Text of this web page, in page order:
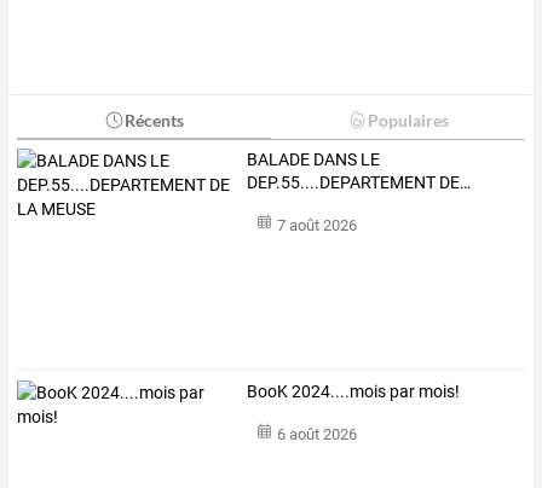
Récents Populaires
BALADE DANS LE
DEP.55....DEPARTEMENT DE…
7 août 2026
BooK 2024....mois par mois!
6 août 2026